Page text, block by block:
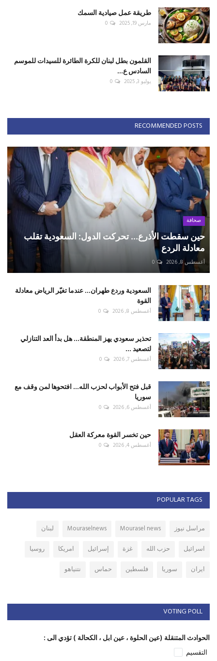
طريقة عمل صيادية السمك
مارس 19, 2025 0
القلمون بطل لبنان للكرة الطائرة للسيدات للموسم
السادس ع...
يوليو 3, 2025 0
RECOMMENDED POSTS
صحافة
حين سقطت الأذرع... تحركت الدول: السعودية تقلب
معادلة الردع
أغسطس 8, 2026 0
السعودية وردع طهران... عندما تغيّر الرياض معادلة
القوة
أغسطس 8, 2026 0
تحذير سعودي يهز المنطقة... هل بدأ العد التنازلي
لتصعيد ...
أغسطس 7, 2026 0
قبل فتح الأبواب لحزب الله... افتحوها لمن وقف مع
سوريا
أغسطس 6, 2026 0
حين تخسر القوة معركة العقل
أغسطس 4, 2026 0
POPULAR TAGS
مراسل نيوز Mourasel news
Mouraselnews
لبنان
اسرائيل
حزب الله غزة إسرائيل امريكا
روسيا
ايران
سوريا فلسطين حماس نتنياهو
VOTING POLL
الحوادث المتنقلة (عين الحلوة ، عين ابل ، الكحالة ) تؤدي الى :
التقسيم